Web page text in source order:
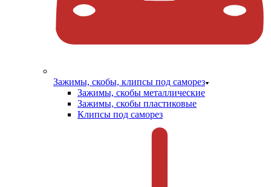
Зажимы, скобы, клипсы под саморез
Зажимы, скобы металлические
Зажимы, скобы пластиковые
Клипсы под саморез